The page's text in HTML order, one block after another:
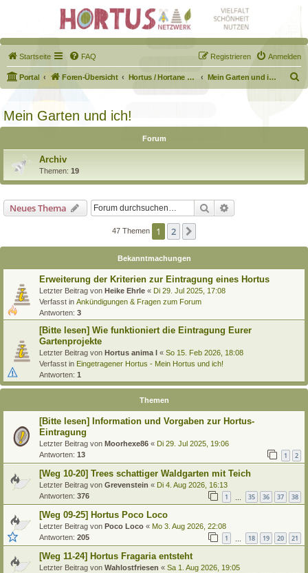
Startseite FAQ Anmelden
Registrieren
Portal Foren-Übersicht Hortus / Hortane Habitate / Garten auf dem Weg Mein Garten und ich!
u
h
Mein Garten und ich!
Forum
Archiv
Themen: 19
Neues Thema Suche
47 Themen 1 2
Bekanntmachungen
Erweiterung der Kriterien zur Eintragung eines Hortus
Letzter Beitrag von Heike Ehrle « Di 29. Jul 2025, 17:08
Verfasst in Ankündigungen & Fragen zum Forum
Antworten: 3
[Bitte lesen] Wie funktioniert die Eintragung Eurer
Gartenprojekte
Letzter Beitrag von Hortus anima l « So 15. Feb 2026, 18:08
Verfasst in Eingetragener Hortus - Mein Hortus und ich!
Antworten: 1
Themen
[Bitte lesen] Information und Vorgaben zur Hortus-
Eintragung
Letzter Beitrag von Moorhexe86 « Di 29. Jul 2025, 19:06
Antworten: 13 1 2
[Weg 10-20] Trees schattiger Waldgarten mit Teich
Letzter Beitrag von Grevenstein « Di 4. Aug 2026, 16:13
Antworten: 376 1 35 36 37 38
[Weg 09-25] Hortus Poco Loco
Letzter Beitrag von Poco Loco « Mo 3. Aug 2026, 22:08
Antworten: 205 1 18 19 20 21
[Weg 11-24] Hortus Fragaria entsteht
Letzter Beitrag von Wahlostfriesen « Sa 1. Aug 2026, 19:05